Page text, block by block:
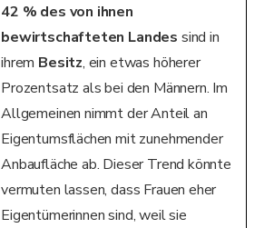
42 % des von ihnen
bewirtschafteten Landes sind in
ihrem Besitz, ein etwas höherer
Prozentsatz als bei den Männern. Im
Allgemeinen nimmt der Anteil an
Eigentumsflächen mit zunehmender
Anbaufläche ab. Dieser Trend könnte
vermuten lassen, dass Frauen eher
Eigentümerinnen sind, weil sie